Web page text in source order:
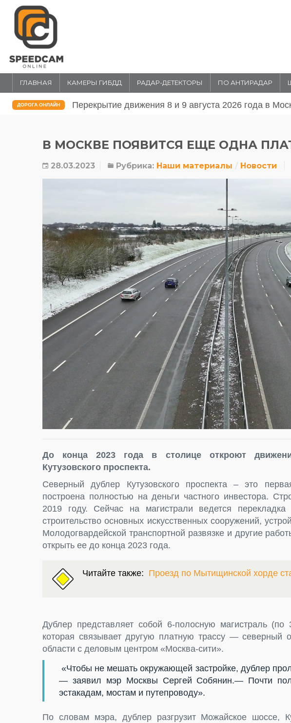
ГЛАВНАЯ КАМЕРЫ ГИБДД РАДАР-ДЕТЕКТОРЫ ПО АНТИРАДАР
ДОРОГА ОНЛАЙН Перекрытие движения 31 июля и 1 августа 20026
В МОСКВЕ ПОЯВИТСЯ ЕЩЕ ОДНА
28.03.2023 Рубрика: Наши материалы Новости
До конца 2023 года в столице откроют
Кутузовского проспекта.
Северный дублер Кутузовского проспекта – это
построена полностью на деньги частного инвестора.
2019 году. Сейчас на магистрали ведется
строительство основных искусственных сооружений,
Молодогвардейской транспортной развязке и другие
открыть ее до конца 2023 года.
Читайте также: Проезд по Мытищинской хорде
Дублер представляет собой 6-полосную магистраль
которая связывает другую платную трассу — северный
области с деловым центром «Москва-сити».
«Чтобы не мешать окружающей застройке, дублер
— заявил мэр Москвы Сергей Собянин.— Почти
эстакадам, мостам и путепроводу».
По словам мэра, дублер разгрузит Можайское шоссе,